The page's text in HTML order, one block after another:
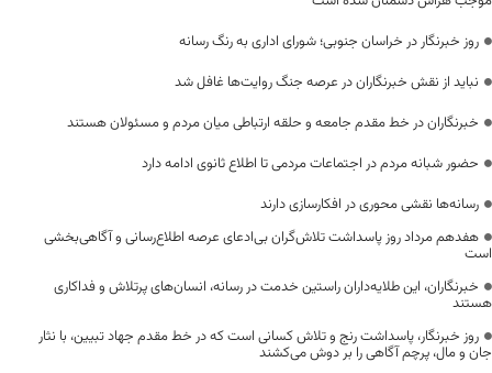
روز خبرنگار در خراسان جنوبی؛ شورای اداری به رنگ رسانه
نباید از نقش خبرنگاران در عرصه جنگ روایت‌ها غافل شد
خبرنگاران در خط مقدم جامعه و حلقه ارتباطی میان مردم و مسئولان هستند
حضور شبانه مردم در اجتماعات مردمی تا اطلاع ثانوی ادامه دارد
رسانه‌ها نقشی محوری در افکارسازی دارند
هفدهم مرداد روز پاسداشت تلاش‌گران بی‌ادعای عرصه اطلاع‌رسانی و آگاهی‌بخشی
است
خبرنگاران، این طلایه‌داران راستین خدمت در رسانه، انسان‌های پرتلاش و فداکاری
هستند
روز خبرنگار، پاسداشت رنج و تلاش کسانی است که در خط مقدم جهاد تبیین، با نثار
جان و مال، پرچم آگاهی را بر دوش می‌کشند